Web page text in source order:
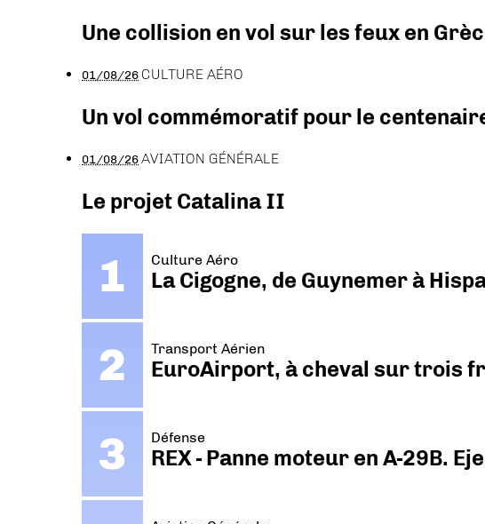
Une collision en vol sur les feux en
01/08/26 CULTURE AÉRO
Un vol commémoratif pour le
01/08/26AVIATION GÉNÉRALE
Le projet Catalina II
Culture Aéro
La Cigogne, de Guynemer à
Transport Aérien
EuroAirport, à cheval sur trois
Défense
REX - Panne moteur en A-29B.